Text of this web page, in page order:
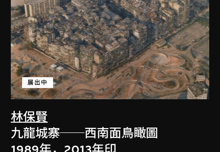
林保賢
展出中
九龍城寨──西南面鳥瞰圖